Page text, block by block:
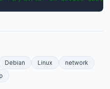
Debian Linux
network